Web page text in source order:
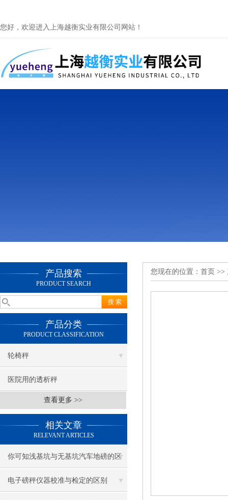
您好，欢迎进入上海越衡实业有限公司网站！
产品搜索
PRODUCT SEARCH
产品分类
PRODUCT CLASSIFICATION
轮椅秤
医院用的透析秤
查看更多 >>
相关文章
RELEVANT ARTICLES
你可知浅基坑与无基坑汽车地磅的区
别
电子磅秤仪器校准与检定的区别
您现在的位置： 首页 >>